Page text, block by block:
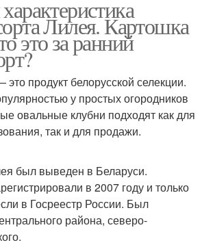
Лилея. Картошка
это за ранний
продукт белорусской селекции.
у простых огородников
овальные клубни подходят как для
так и для продажи.
был выведен в Беларуси.
в 2007 году и только
в Госреестр России. Был
района, северо-